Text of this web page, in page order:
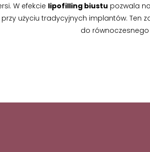
W efekcie lipofilling biustu pozwala
użyciu tradycyjnych implantów. Ten
do